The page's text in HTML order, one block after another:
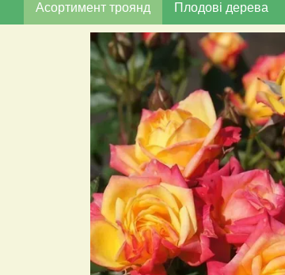
Асортимент троянд Плодові дерева